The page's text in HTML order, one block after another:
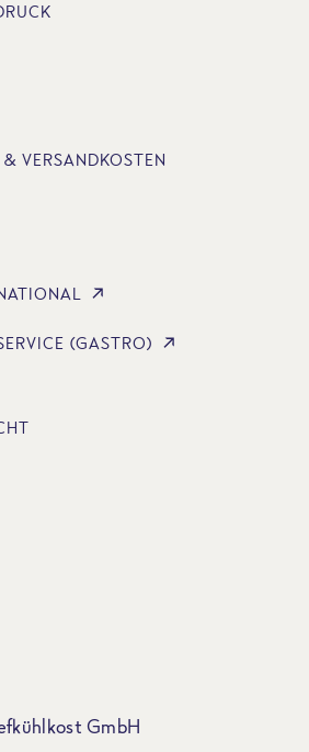
VERSANDKOSTEN
(GASTRO)
GmbH